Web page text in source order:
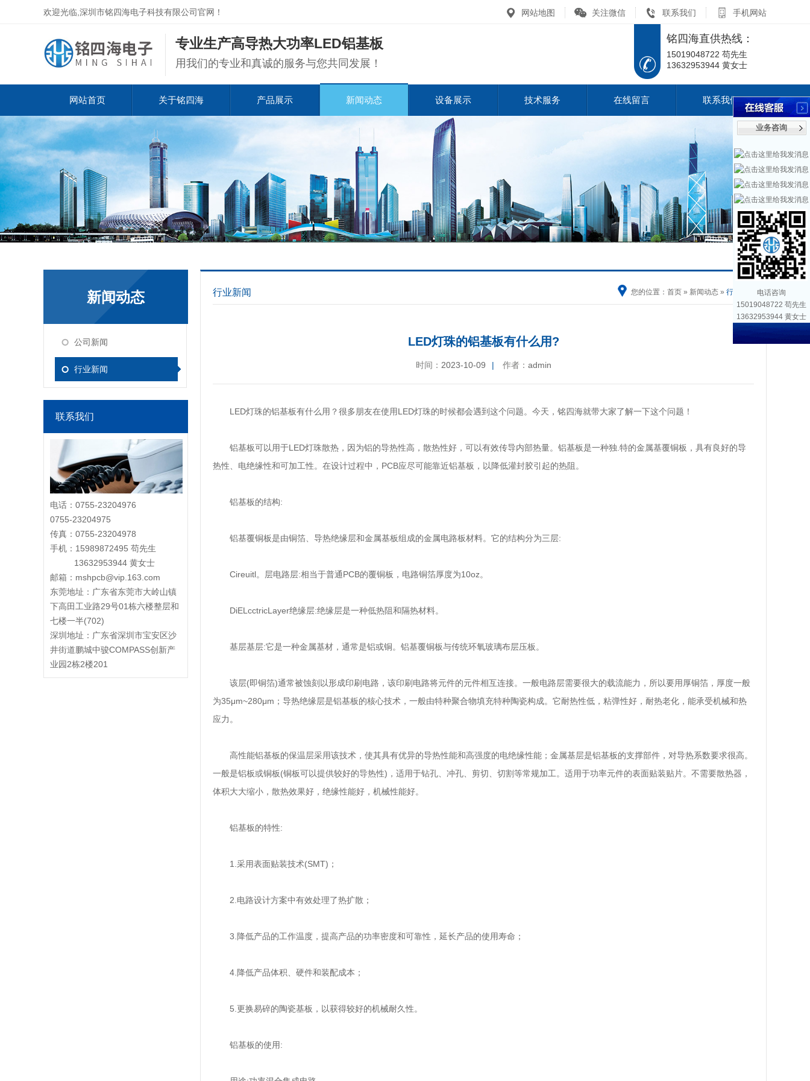
欢迎光临,深圳市铭四海电子科技有限公司官网！ 网站地图 关注微信 联系我们 手机网站
专业生产高导热大功率LED铝基板
用我们的专业和真诚的服务与您共同发展！
铭四海直供热线：
15019048722 苟先生
13632953944 黄女士
网站首页 关于铭四海 产品展示 新闻动态 设备展示 技术服务 在线留言 联系我们
新闻动态
公司新闻
行业新闻
联系我们
电话：0755-23204976
0755-23204975
传真：0755-23204978
手机：15989872495 苟先生
13632953944 黄女士
邮箱：mshpcb@vip.163.com
东莞地址： 广东省东莞市大岭山镇
下高田工业路29号01栋六楼整层和
七楼一半(702)
深圳地址：广东省深圳市宝安区沙
井街道鹏城中骏COMPASS创新产
业园2栋2楼201
行业新闻 您的位置： 首页 » 新闻动态 » 行业新闻
LED灯珠的铝基板有什么用?
时间： 2023-10-09 | 作者： admin
LED灯珠的铝基板有什么用？很多朋友在使用LED灯珠的时候都会遇到这个问题。今天，铭四海就带大家了解一下这个问题！
铝基板可以用于LED灯珠散热，因为铝的导热性高，散热性好，可以有效传导内部热量。铝基板是一种独.特的金属基覆铜板，具有良好的导
热性、电绝缘性和可加工性。在设计过程中，PCB应尽可能靠近铝基板，以降低灌封胶引起的热阻。
铝基板的结构:
铝基覆铜板是由铜箔、导热绝缘层和金属基板组成的金属电路板材料。它的结构分为三层:
Cireuitl。层电路层:相当于普通PCB的覆铜板，电路铜箔厚度为10oz。
DiELcctricLayer绝缘层:绝缘层是一种低热阻和隔热材料。
基层基层:它是一种金属基材，通常是铝或铜。铝基覆铜板与传统环氧玻璃布层压板。
该层(即铜箔)通常被蚀刻以形成印刷电路，该印刷电路将元件的元件相互连接。一般电路层需要很大的载流能力，所以要用厚铜箔，厚度一般
为35μm~280μm；导热绝缘层是铝基板的核心技术，一般由特种聚合物填充特种陶瓷构成。它耐热性低，粘弹性好，耐热老化，能承受机械和热
应力。
高性能铝基板的保温层采用该技术，使其具有优异的导热性能和高强度的电绝缘性能；金属基层是铝基板的支撑部件，对导热系数要求很高。
一般是铝板或铜板(铜板可以提供较好的导热性)，适用于钻孔、冲孔、剪切、切割等常规加工。适用于功率元件的表面贴装贴片。不需要散热器，
体积大大缩小，散热效果好，绝缘性能好，机械性能好。
铝基板的特性:
1.采用表面贴装技术(SMT)；
2.电路设计方案中有效处理了热扩散；
3.降低产品的工作温度，提高产品的功率密度和可靠性，延长产品的使用寿命；
4.降低产品体积、硬件和装配成本；
5.更换易碎的陶瓷基板，以获得较好的机械耐久性。
铝基板的使用:
业务咨询
电话咨询
15019048722 苟先生
13632953944 黄女士